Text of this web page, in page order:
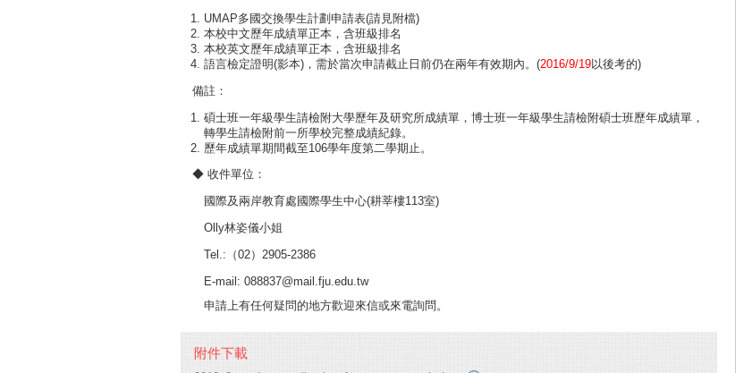
UMAP多國交換學生計劃申請表(請見附檔)
本校中文歷年成績單正本，含班級排名
本校英文歷年成績單正本，含班級排名
語言檢定證明(影本)，需於當次申請截止日前仍在兩年有效期內。(2016/9/19以後考的)
備註：
碩士班一年級學生請檢附大學歷年及研究所成績單，博士班一年級學生請檢附碩士班歷年成績單，
轉學生請檢附前一所學校完整成績紀錄。
歷年成績單期間截至106學年度第二學期止。
​◆ 收件單位：
國際及兩岸教育處國際學生中心(耕莘樓113室)
Olly林姿儀小姐
Tel.:（02）2905-2386
E-mail: 088837@mail.fju.edu.tw
申請上有任何疑問的地方歡迎來信或來電詢問。
附件下載